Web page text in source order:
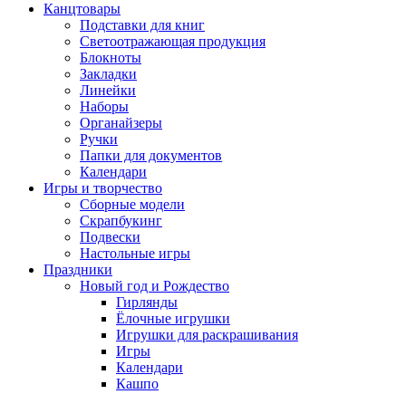
Канцтовары
Подставки для книг
Светоотражающая продукция
Блокноты
Закладки
Линейки
Наборы
Органайзеры
Ручки
Папки для документов
Календари
Игры и творчество
Сборные модели
Скрапбукинг
Подвески
Настольные игры
Праздники
Новый год и Рождество
Гирлянды
Ёлочные игрушки
Игрушки для раскрашивания
Игры
Календари
Кашпо